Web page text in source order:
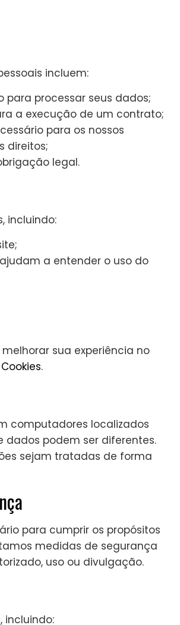
incluem:
para processar seus dados;
a execução de um contrato;
para os nossos
direitos;
legal.
incluindo:
a entender o uso do
sua experiência no
.
computadores localizados
dados podem ser diferentes.
sejam tratadas de forma
para cumprir os propósitos
medidas de segurança
uso ou divulgação.
incluindo: